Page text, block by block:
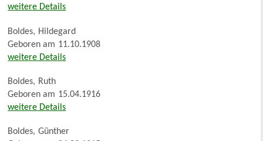
weitere Details
Boldes, Hildegard
Geboren am 11.10.1908
weitere Details
Boldes, Ruth
Geboren am 15.04.1916
weitere Details
Boldes, Günther